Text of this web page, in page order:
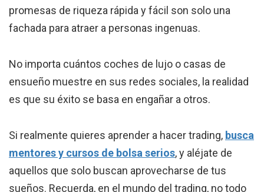
promesas de riqueza rápida y fácil son solo una
fachada para atraer a personas ingenuas.
No importa cuántos coches de lujo o casas de
ensueño muestre en sus redes sociales, la realidad
es que su éxito se basa en engañar a otros.
Si realmente quieres aprender a hacer trading, busca
mentores y cursos de bolsa serios, y aléjate de
aquellos que solo buscan aprovecharse de tus
sueños. Recuerda, en el mundo del trading, no todo